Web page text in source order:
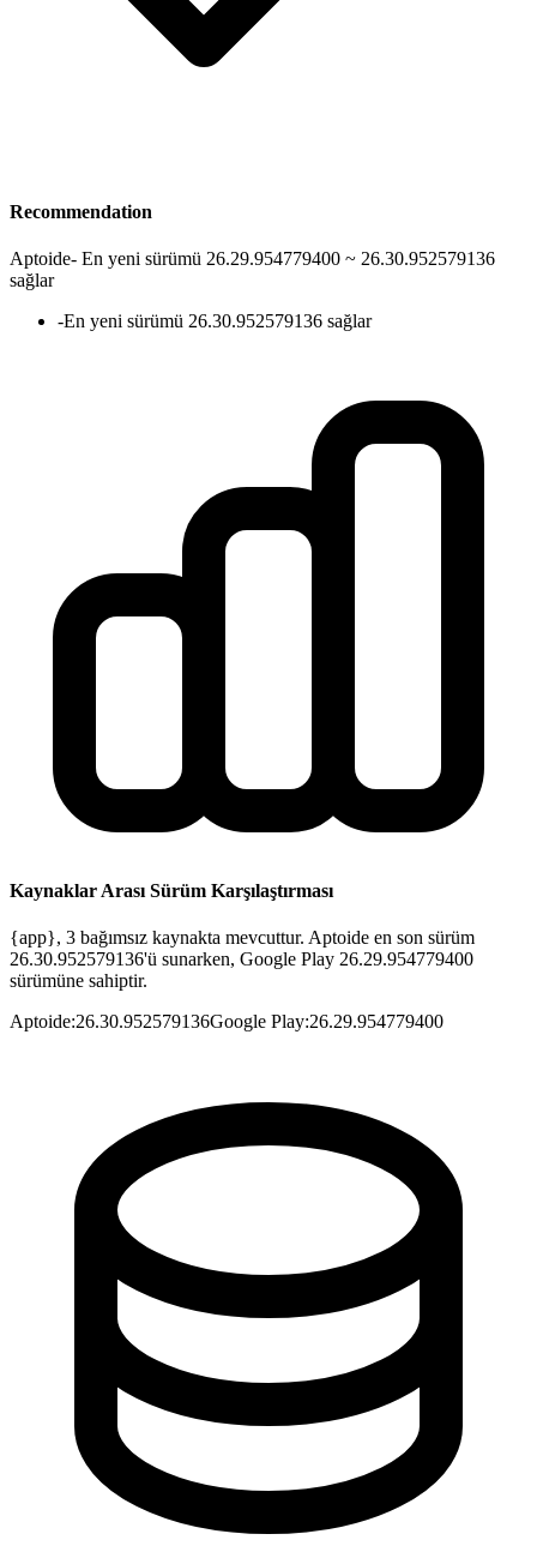
Recommendation
Aptoide- En yeni sürümü 26.29.954779400 ~ 26.30.952579136
sağlar
-En yeni sürümü 26.30.952579136 sağlar
Kaynaklar Arası Sürüm Karşılaştırması
{app}, 3 bağımsız kaynakta mevcuttur. Aptoide en son sürüm
26.30.952579136'ü sunarken, Google Play 26.29.954779400
sürümüne sahiptir.
Aptoide:26.30.952579136Google Play:26.29.954779400